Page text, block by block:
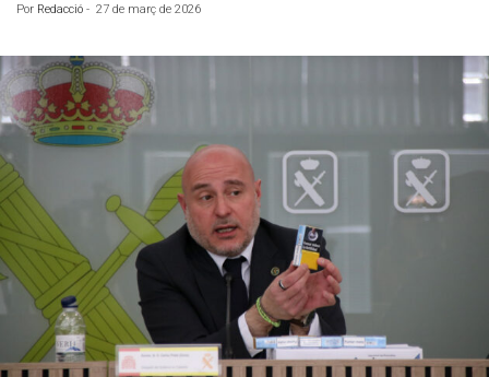
Por Redacció - 27 de març de 2026